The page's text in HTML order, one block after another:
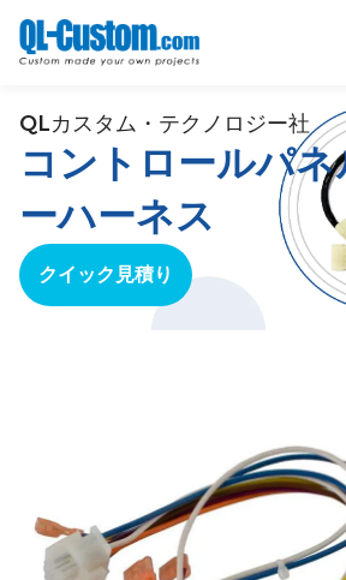
QLカスタム・テクノロジー社
コントロールパ
ーハーネス
クイック見積り